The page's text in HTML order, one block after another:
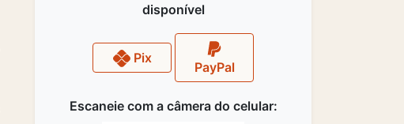
disponível
Pix
PayPal
Escaneie com a câmera do celular: